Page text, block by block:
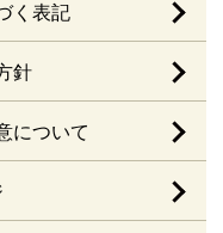
く表記
針
について